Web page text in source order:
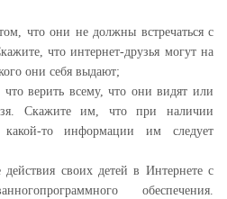
что они не должны встречаться с
что интернет-друзья могут на
они себя выдают;
что верить всему, что они видят или
Скажите им, что при наличии
то информации им следует
действия своих детей в Интернете с
граммного обеспечения.